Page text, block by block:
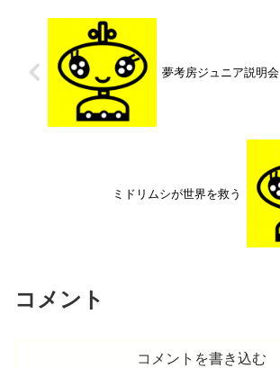
夢考房ジュニア説明会
ミドリムシが世界を救う
コメント
コメントを書き込む